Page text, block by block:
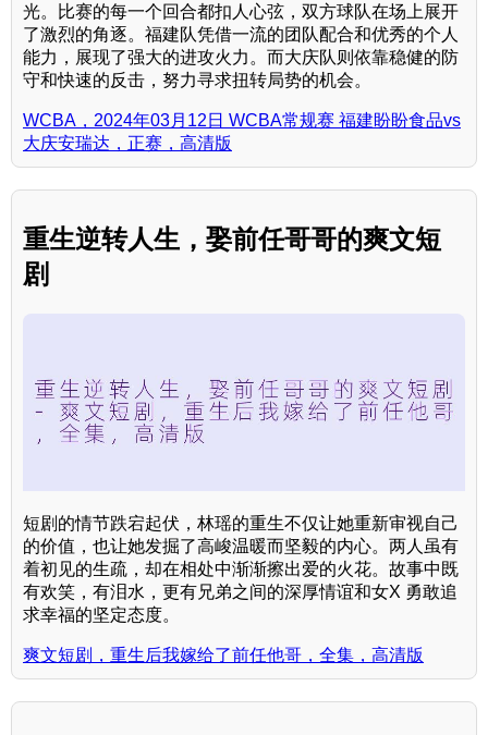
光。比赛的每一个回合都扣人心弦，双方球队在场上展开
了激烈的角逐。福建队凭借一流的团队配合和优秀的个人
能力，展现了强大的进攻火力。而大庆队则依靠稳健的防
守和快速的反击，努力寻求扭转局势的机会。
WCBA，2024年03月12日 WCBA常规赛 福建盼盼食品vs
大庆安瑞达，正赛，高清版
重生逆转人生，娶前任哥哥的爽文短
剧
短剧的情节跌宕起伏，林瑶的重生不仅让她重新审视自己
的价值，也让她发掘了高峻温暖而坚毅的内心。两人虽有
着初见的生疏，却在相处中渐渐擦出爱的火花。故事中既
有欢笑，有泪水，更有兄弟之间的深厚情谊和女X 勇敢追
求幸福的坚定态度。
爽文短剧，重生后我嫁给了前任他哥，全集，高清版